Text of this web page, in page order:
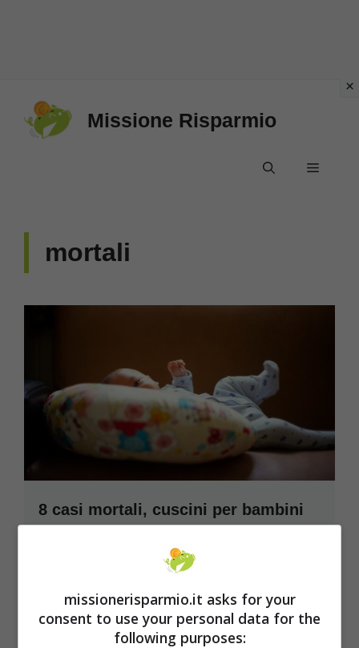
Missione Risparmio
Menu
mortali
8 casi mortali, cuscini per bambini
“Non usateli in alcun modo”
bambini. Questi cuscini sono stati ritirati dal
Leggi tutto
missionerisparmio.it asks for your
consent to use your personal data for the
following purposes: